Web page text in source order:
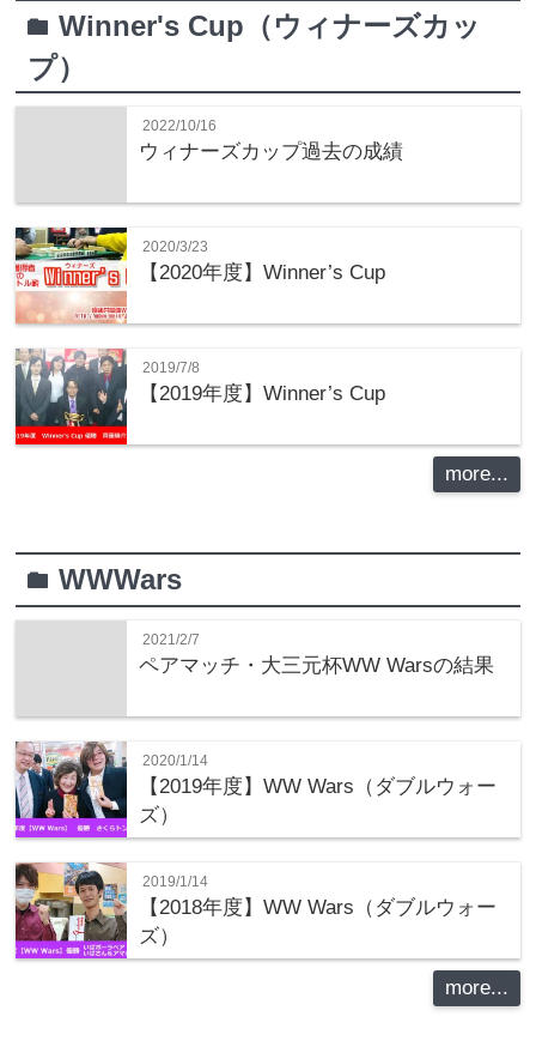
folderWinner's Cup（ウィナーズカッ
プ）
2022/10/16
ウィナーズカップ過去の成績
2020/3/23
【2020年度】Winner’s Cup
2019/7/8
【2019年度】Winner’s Cup
more...
folderWWWars
2021/2/7
ペアマッチ・大三元杯WW Warsの結果
2020/1/14
【2019年度】WW Wars（ダブルウォー
ズ）
2019/1/14
【2018年度】WW Wars（ダブルウォー
ズ）
more...